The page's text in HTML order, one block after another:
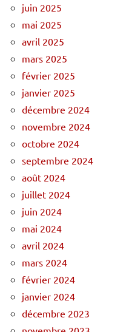
juin 2025
mai 2025
avril 2025
mars 2025
février 2025
janvier 2025
décembre 2024
novembre 2024
octobre 2024
septembre 2024
août 2024
juillet 2024
juin 2024
mai 2024
avril 2024
mars 2024
février 2024
janvier 2024
décembre 2023